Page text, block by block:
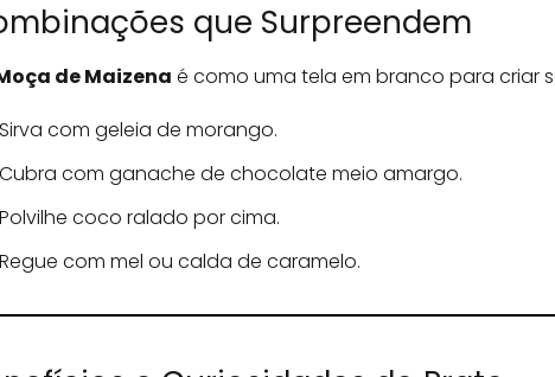
que Surpreendem
de Maizena é como uma tela em branco para criar
com geleia de morango.
Cubra com ganache de chocolate meio amargo.
coco ralado por cima.
com mel ou calda de caramelo.